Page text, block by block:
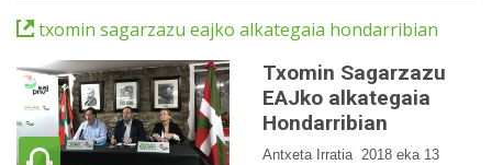
txomin sagarzazu eajko alkategaia hondarribian
Txomin Sagarzazu
EAJko alkategaia
Hondarribian
Antxeta Irratia 2018 eka 13